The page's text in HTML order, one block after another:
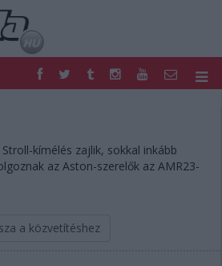
HAZAI
EGYÉB
PONTÁLLÁSOK
kímélés zajlik, sokkal inkább
az Aston-szerelők az AMR23-
a közvetítéshez